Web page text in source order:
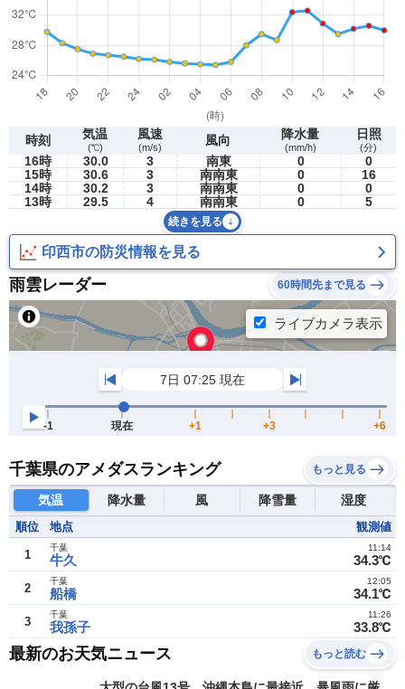
時刻 気温
(℃)
風速
(m/s) 風向 降水量
(mm/h)
日照
(分)
16時 30.0 3 南東 0
0
15時
30.6 3 南南東 0
16
14時
30.2 3 南南東 0
0
13時
29.5 4 南南東 0 5
続きを見る
印西市の防災情報を見る
雨雲レーダー 60時間先まで見る
千葉県のアメダスランキング もっと見る
気温 降水量 風 降雪量 湿度
順位 地点 観測値
1 牛久
千葉
34.3℃
11:14
2 船橋
千葉
34.1℃
12:05
3 我孫子
千葉
33.8℃
11:26
最新のお天気ニュース もっと読む